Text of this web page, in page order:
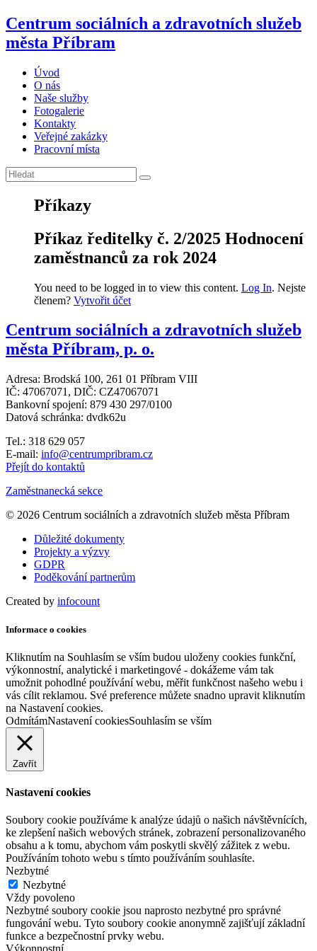
Centrum sociálních a zdravotních služeb
města Příbram
Úvod
O nás
Naše služby
Fotogalerie
Kontakty
Veřejné zakázky
Pracovní místa
Příkazy
Příkaz ředitelky č. 2/2025 Hodnocení
zaměstnanců za rok 2024
You need to be logged in to view this content. Log In. Nejste
členem? Vytvořit účet
Centrum sociálních a zdravotních služeb
města Příbram, p. o.
Adresa: Brodská 100, 261 01 Příbram VIII
IČ: 47067071, DIČ: CZ47067071
Bankovní spojení: 879 430 297/0100
Datová schránka: dvdk62u
Tel.: 318 629 057
E-mail: info@centrumpribram.cz
Přejít do kontaktů
Zaměstnanecká sekce
© 2026 Centrum sociálních a zdravotních služeb města Příbram
Důležité dokumenty
Projekty a výzvy
GDPR
Poděkování partnerům
Created by infocount
Informace o cookies
Kliknutím na Souhlasím se vším budou uloženy cookies funkční,
výkonnostní, analytické i marketingové - dokážeme vám tak
umožnit pohodlné používání webu, měřit funkčnost našeho webu i
vás cílit reklamou. Své preference můžete snadno upravit kliknutím
na Nastavení cookies.
OdmítámNastavení cookiesSouhlasím se vším
Zavřít
Nastavení cookies
Soubory cookie používáme k analýze údajů o našich návštěvnících,
ke zlepšení našich webových stránek, zobrazení personalizovaného
obsahu a k tomu, abychom vám poskytli skvělý zážitek z webu.
Používáním tohoto webu s tímto používáním souhlasíte.
Nezbytné
Nezbytné
Vždy povoleno
Nezbytné soubory cookie jsou naprosto nezbytné pro správné
fungování webu. Tyto soubory cookie anonymně zajišťují základní
funkce a bezpečnostní prvky webu.